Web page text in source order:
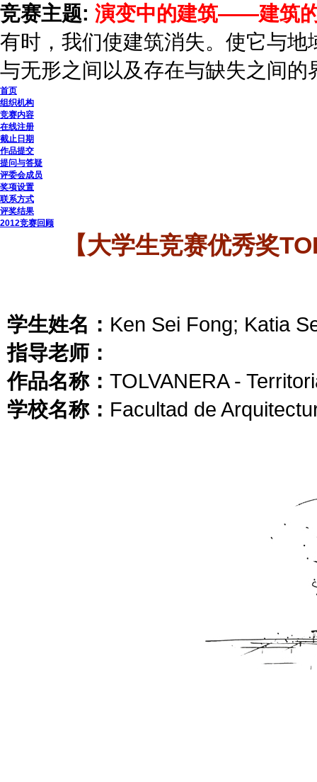
竞赛主题: 演变中的建筑——建筑
有时，我们使建筑消失。使它与
与无形之间以及存在与缺失之间
首页
组织机构
竞赛内容
在线注册
截止日期
作品提交
提问与答疑
评委会成员
奖项设置
联系方式
评奖结果
2012竞赛回顾
【大学生竞赛优秀奖
学生姓名： Ken Sei Fong; Katia
指导老师：
作品名称： TOLVANERA -
学校名称： Facultad de